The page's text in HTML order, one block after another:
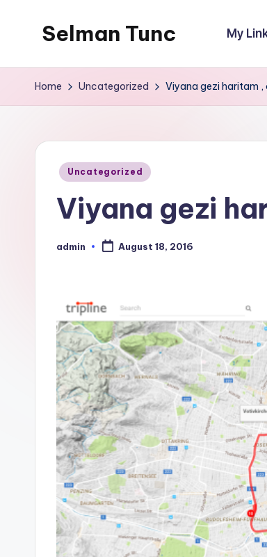
Selman Tunc My
Home Uncategorized Viyana gezi haritam ,
Posted
Uncategorized
Viyana gezi
Posted
admin August 18, 2016